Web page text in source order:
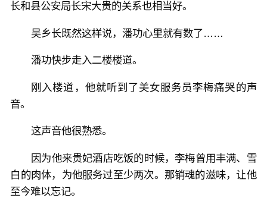
长和县公安局长宋大贵的关系也相当好。
吴乡长既然这样说，潘功心里就有数了……
潘功快步走入二楼楼道。
刚入楼道，他就听到了美女服务员李梅痛哭的声
音。
这声音他很熟悉。
因为他来贵妃酒店吃饭的时候，李梅曾用丰满、雪
白的肉体，为他服务过至少两次。那销魂的滋味，让他
至今难以忘记。